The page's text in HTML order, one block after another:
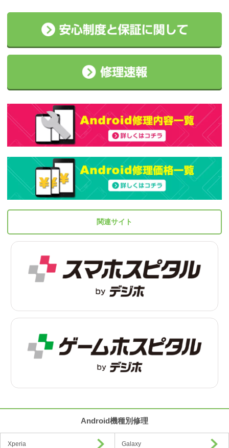
関連サイト
Android機種別修理
Xperia Galaxy